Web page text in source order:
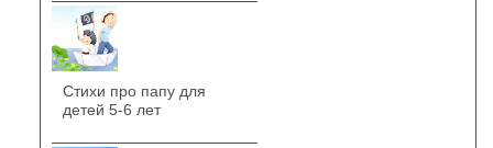
Стихи про папу для
детей 5-6 лет